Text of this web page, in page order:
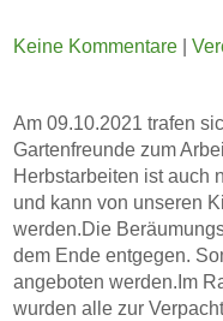
Keine Kommentare |
Am 09.10.2021 trafen
Gartenfreunde zum
Herbstarbeiten ist auch
und kann von unseren
werden.Die
dem Ende entgegen.
angeboten werden.Im
wurden alle zur